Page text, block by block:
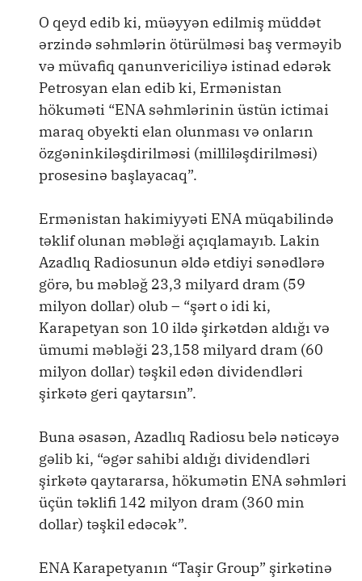
O qeyd edib ki, müəyyən edilmiş müddət
ərzində səhmlərin ötürülməsi baş verməyib
və müvafiq qanunvericiliyə istinad edərək
Petrosyan elan edib ki, Ermənistan
hökuməti “ENA səhmlərinin üstün ictimai
maraq obyekti elan olunması və onların
özgəninkiləşdirilməsi (milliləşdirilməsi)
prosesinə başlayacaq”.
Ermənistan hakimiyyəti ENA müqabilində
təklif olunan məbləği açıqlamayıb. Lakin
Azadlıq Radiosunun əldə etdiyi sənədlərə
görə, bu məbləğ 23,3 milyard dram (59
milyon dollar) olub – “şərt o idi ki,
Karapetyan son 10 ildə şirkətdən aldığı və
ümumi məbləği 23,158 milyard dram (60
milyon dollar) təşkil edən dividendləri
şirkətə geri qaytarsın”.
Buna əsasən, Azadlıq Radiosu belə nəticəyə
gəlib ki, “əgər sahibi aldığı dividendləri
şirkətə qaytararsa, hökumətin ENA səhmləri
üçün təklifi 142 milyon dram (360 min
dollar) təşkil edəcək”.
ENA Karapetyanın “Taşir Group” şirkətinə